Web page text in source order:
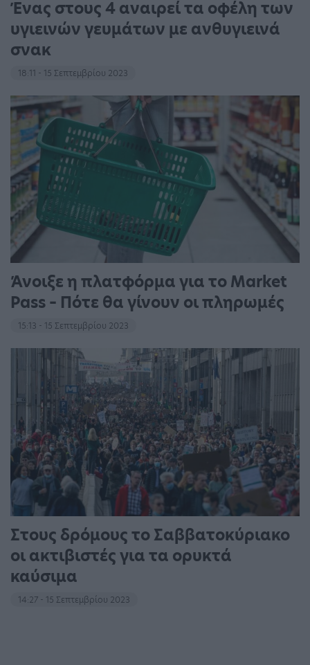
Ένας στους 4 αναιρεί τα οφέλη των
υγιεινών γευμάτων με ανθυγιεινά
σνακ
18:11 - 15 Σεπτεμβρίου 2023
Άνοιξε η πλατφόρμα για το Market
Pass – Πότε θα γίνουν οι πληρωμές
15:13 - 15 Σεπτεμβρίου 2023
Στους δρόμους το Σαββατοκύριακο
οι ακτιβιστές για τα ορυκτά
καύσιμα
14:27 - 15 Σεπτεμβρίου 2023